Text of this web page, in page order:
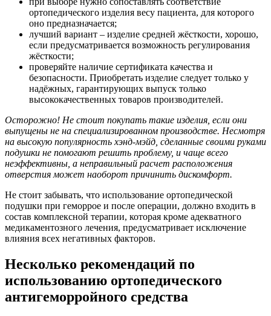
ортопедического изделия весу пациента, для которого
оно предназначается;
лучший вариант – изделие средней жёсткости, хорошо,
если предусматривается возможность регулирования
жёсткости;
проверяйте наличие сертификата качества и
безопасности. Приобретать изделие следует только у
надёжных, гарантирующих выпуск только
высококачественных товаров производителей.
Осторожно! Не стоит покупать такие изделия, если они
выпущены не на специализированном производстве. Несмотря
на высокую популярность хэнд-мэйд, сделанные своими руками
подушки не помогают решить проблему, и чаще всего
неэффективны, а неправильный расчет расположения
отверстия может наоборот причинить дискомфорт.
Не стоит забывать, что использование ортопедической
подушки при геморрое и после операции, должно входить в
состав комплексной терапии, которая кроме адекватного
медикаментозного лечения, предусматривает исключение
влияния всех негативных факторов.
Несколько рекомендаций по
использованию ортопедического
антигеморройного средства